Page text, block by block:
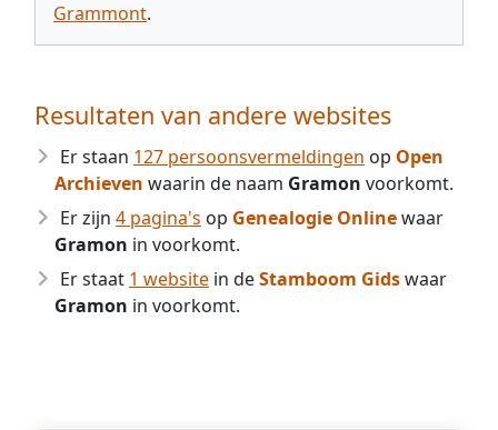
Grammont.
Resultaten van andere websites
Er staan 127 persoonsvermeldingen op Open
Archieven waarin de naam Gramon voorkomt.
Er zijn 4 pagina's op Genealogie Onlinewaar
Gramon in voorkomt.
Er staat 1 website in deStamboom Gidswaar
Gramon in voorkomt.